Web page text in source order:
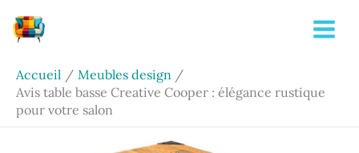
au
Accueil
Meubles design
Avis table basse Creative Cooper : élégance rustique
pour votre salon
Rechercher